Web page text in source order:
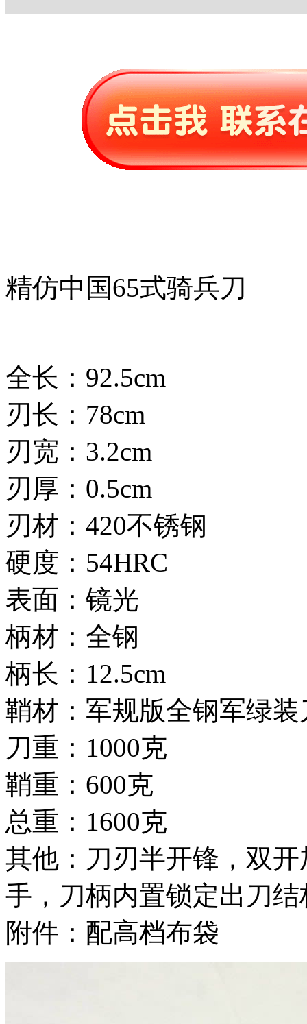
精仿中国65式骑兵刀
全长：92.5cm
刃长：78cm
刃宽：3.2cm
刃厚：0.5cm
刃材：420不锈钢
硬度：54HRC
表面：镜光
柄材：全钢
柄长：12.5cm
鞘材：军规版全钢军绿装
刀重：1000克
鞘重：600克
总重：1600克
其他：刀刃半开锋，双
手，刀柄内置锁定出刀结
附件：配高档布袋